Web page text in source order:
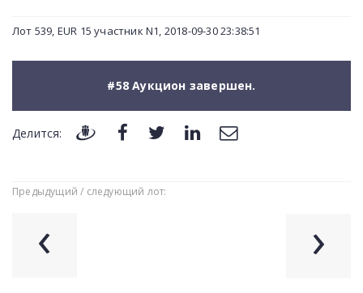
Лот 539, EUR 15 участник N1, 2018-09-30 23:38:51
#58 Аукцион завершен.
Делится:
Предыдущий / следующий лот:
‹ ›